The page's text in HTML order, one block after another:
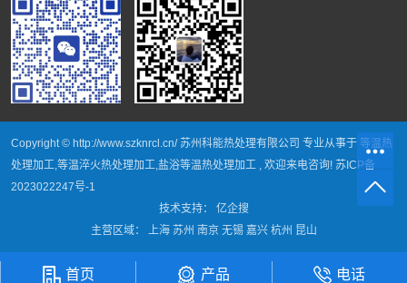
Copyright © http://www.szknrcl.cn/ 苏州科能热处理有限公司 专业从事于 等温热
处理加工 等温淬火热处理加工 盐浴等温热处理加工 , 欢迎来电咨询! 苏ICP备
2023022247号-1
技术支持：
亿企搜
主营区域：
上海 苏州 南京 无锡 嘉兴 杭州 昆山
首页 产品 电话